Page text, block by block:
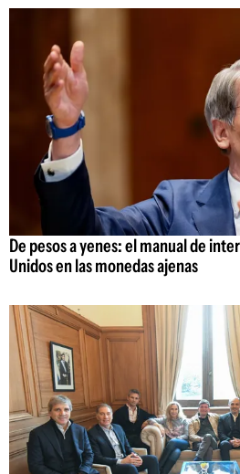
De pesos a yenes: el manual de
Unidos en las monedas ajenas